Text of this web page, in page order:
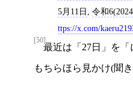
5月11日
令和
ttps://x.com/
[50]
最近は「27日」を
もちらほら見かけ(聞き